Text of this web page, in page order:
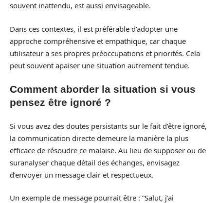
souvent inattendu, est aussi envisageable.
Dans ces contextes, il est préférable d’adopter une
approche compréhensive et empathique, car chaque
utilisateur a ses propres préoccupations et priorités. Cela
peut souvent apaiser une situation autrement tendue.
Comment aborder la situation si vous
pensez être ignoré ?
Si vous avez des doutes persistants sur le fait d’être ignoré,
la communication directe demeure la manière la plus
efficace de résoudre ce malaise. Au lieu de supposer ou de
suranalyser chaque détail des échanges, envisagez
d’envoyer un message clair et respectueux.
Un exemple de message pourrait être : “Salut, j’ai